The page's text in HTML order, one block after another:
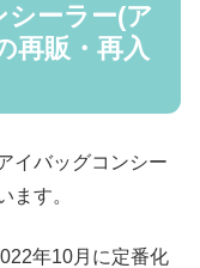
ーラー(ア
再販・再入
イバッグコンシー
ます。
年10月に定番化